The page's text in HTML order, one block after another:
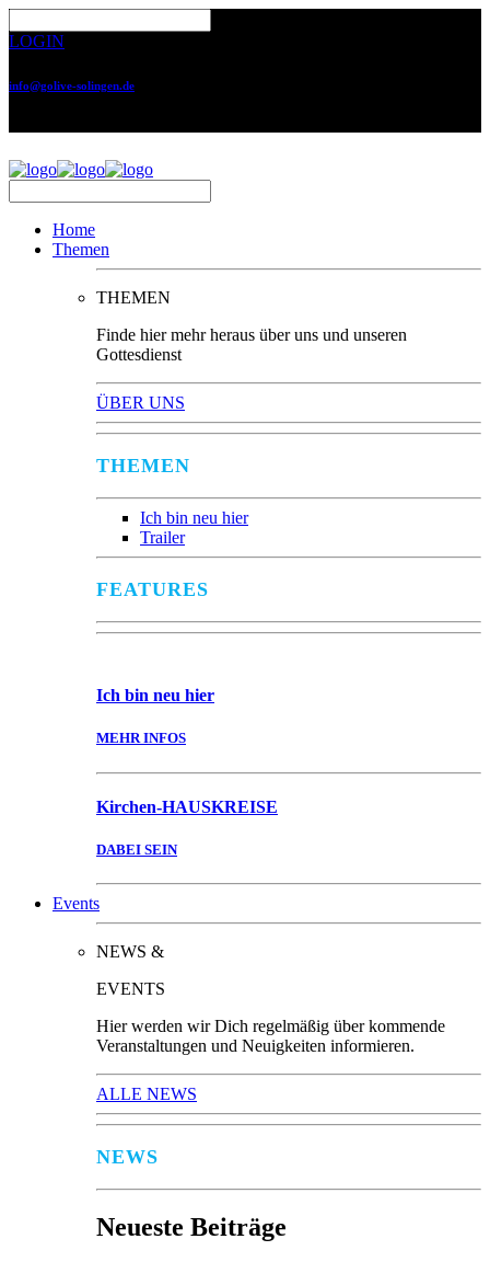
LOGIN
info@golive-solingen.de
Home
Themen
THEMEN
Finde hier mehr heraus über uns und unseren
Gottesdienst
ÜBER UNS
THEMEN
Ich bin neu hier
Trailer
FEATURES
Ich bin neu hier
MEHR INFOS
Kirchen-HAUSKREISE
DABEI SEIN
Events
NEWS &
EVENTS
Hier werden wir Dich regelmäßig über kommende
Veranstaltungen und Neuigkeiten informieren.
ALLE NEWS
NEWS
Neueste Beiträge